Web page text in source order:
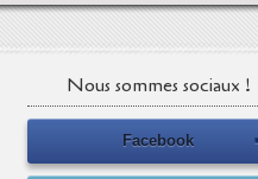
Nous sommes sociaux !
Facebook